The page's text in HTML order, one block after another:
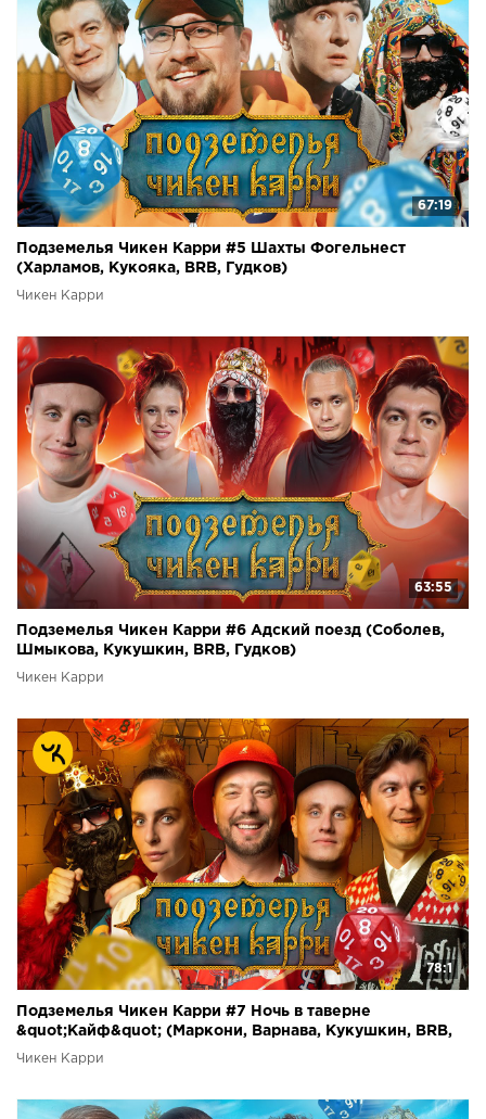
67:19
Подземелья Чикен Карри #5 Шахты Фогельнест
(Харламов, Кукояка, BRB, Гудков)
Чикен Карри
63:55
Подземелья Чикен Карри #6 Адский поезд (Соболев,
Шмыкова, Кукушкин, BRB, Гудков)
Чикен Карри
78:1
Подземелья Чикен Карри #7 Ночь в таверне
&quot;Кайф&quot; (Маркони, Варнава, Кукушкин, BRB,
Гудков)
Чикен Карри